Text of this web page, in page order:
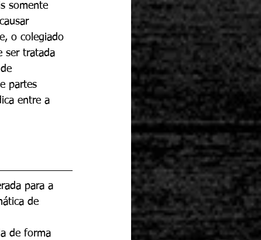
somente
o colegiado
ser tratada
partes
entre a
para a
de
de forma